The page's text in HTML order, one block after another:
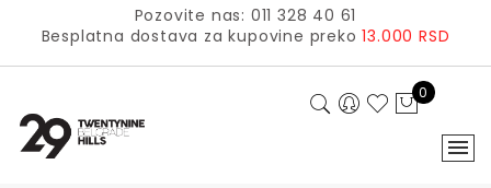
Pozovite nas: 011 328 40 61
Besplatna dostava za kupovine preko13.000 RSD
0